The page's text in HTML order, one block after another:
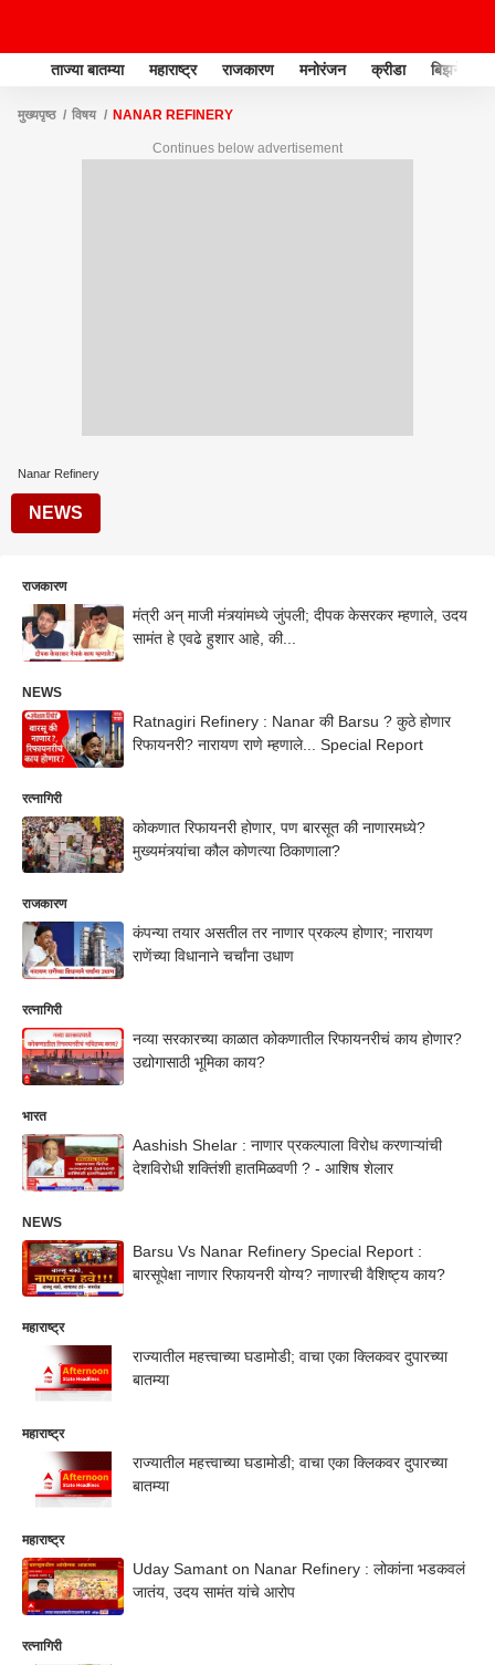
ताज्या बातम्या महाराष्ट्र राजकारण मनोरंजन क्रीडा बिझनेस
मुख्यपृष्ठ विषय NANAR REFINERY
Continues below advertisement
Nanar Refinery
NEWS
राजकारण
मंत्री अन् माजी मंत्र्यांमध्ये जुंपली; दीपक केसरकर म्हणाले, उदय
सामंत हे एवढे हुशार आहे, की...
NEWS
Ratnagiri Refinery : Nanar की Barsu ? कुठे होणार
रिफायनरी? नारायण राणे म्हणाले... Special Report
रत्नागिरी
कोकणात रिफायनरी होणार, पण बारसूत की नाणारमध्ये?
मुख्यमंत्र्यांचा कौल कोणत्या ठिकाणाला?
राजकारण
कंपन्या तयार असतील तर नाणार प्रकल्प होणार; नारायण
राणेंच्या विधानाने चर्चांना उधाण
रत्नागिरी
नव्या सरकारच्या काळात कोकणातील रिफायनरीचं काय होणार?
उद्योगासाठी भूमिका काय?
भारत
Aashish Shelar : नाणार प्रकल्पाला विरोध करणाऱ्यांची
देशविरोधी शक्तिंशी हातमिळवणी ? - आशिष शेलार
NEWS
Barsu Vs Nanar Refinery Special Report :
बारसूपेक्षा नाणार रिफायनरी योग्य? नाणारची वैशिष्ट्य काय?
महाराष्ट्र
राज्यातील महत्त्वाच्या घडामोडी; वाचा एका क्लिकवर दुपारच्या
बातम्या
महाराष्ट्र
राज्यातील महत्त्वाच्या घडामोडी; वाचा एका क्लिकवर दुपारच्या
बातम्या
महाराष्ट्र
Uday Samant on Nanar Refinery : लोकांना भडकवलं
जातंय, उदय सामंत यांचे आरोप
रत्नागिरी